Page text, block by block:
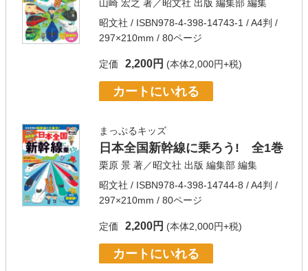
山崎 宏之 著／ 昭文社 出版 編集部 編集
昭文社 / ISBN978-4-398-14743-1 / A4判 /
297×210mm / 80ページ
定価 2,200円 (本体2,000円+税)
カートにいれる
まっぷるキッズ
日本全国新幹線に乗ろう! 全1巻
栗原 景 著／昭文社 出版 編集部 編集
昭文社 / ISBN978-4-398-14744-8 / A4判 /
297×210mm / 80ページ
定価 2,200円 (本体2,000円+税)
カートにいれる